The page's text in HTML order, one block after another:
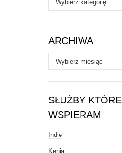
/
Tematy
ARCHIWA
Archiwa
SŁUŻBY KTÓRE
WSPIERAM
Indie
Kenia